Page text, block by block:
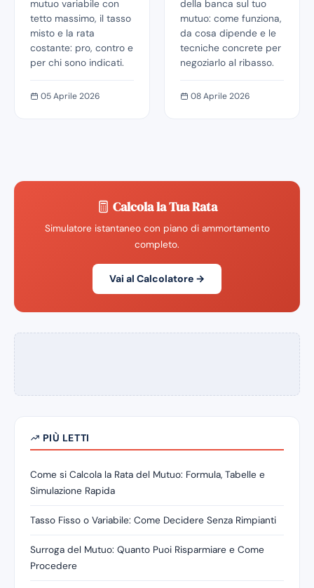
mutuo variabile con
tetto massimo, il tasso
misto e la rata
costante: pro, contro e
per chi sono indicati.
05 Aprile 2026
della banca sul tuo
mutuo: come funziona,
da cosa dipende e le
tecniche concrete per
negoziarlo al ribasso.
08 Aprile 2026
Calcola la Tua Rata
Simulatore istantaneo con piano di ammortamento
completo.
Vai al Calcolatore →
PIÙ LETTI
Come si Calcola la Rata del Mutuo: Formula, Tabelle e
Simulazione Rapida
Tasso Fisso o Variabile: Come Decidere Senza Rimpianti
Surroga del Mutuo: Quanto Puoi Risparmiare e Come
Procedere